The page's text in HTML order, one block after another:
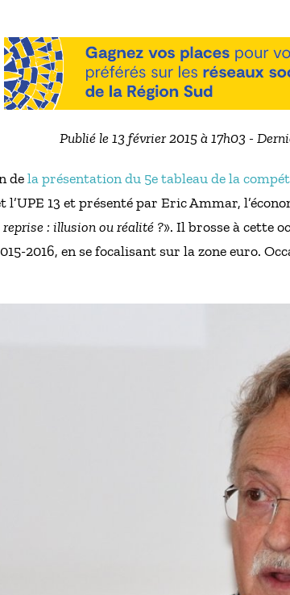
Publié le 13 février 2015 à 17h03 -
dela présentation du 5e tableau de la
l’UPE 13 et présenté par Eric Ammar,
reprise : illusion ou réalité ?». Il brosse à cette
2016, en se focalisant sur la zone euro.